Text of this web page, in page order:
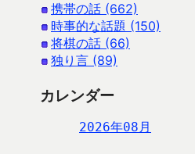
携帯の話 (662)
時事的な話題 (150)
将棋の話 (66)
独り言 (89)
カレンダー
2026年08月